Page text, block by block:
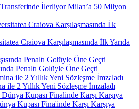
İlerliyor Milan’a 50 Milyon
Craiova Karşılaşmasında İlk Yarıda
Penaltı Golüyle Öne Geçti
ile 2 Yıllık Yeni Sözleşme İmzaladı
Kupası Finalinde Karşı Karşıya